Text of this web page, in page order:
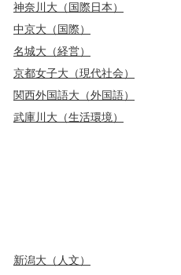
神奈川大（国際日本）
中京大（国際）
名城大（経営）
京都女子大（現代社会）
関西外国語大（外国語）
武庫川大（生活環境）
新潟大（人文）